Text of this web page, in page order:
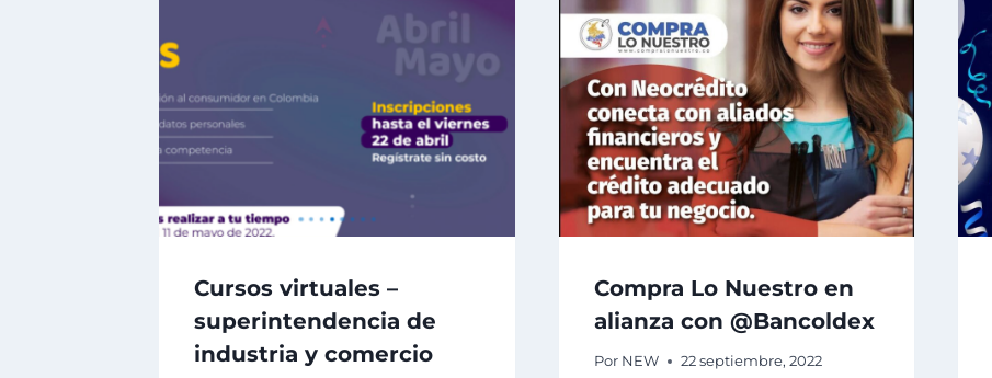
Cursos virtuales –
superintendencia de
industria y comercio
Compra Lo Nuestro en
alianza con @Bancoldex
Por NEW 22 septiembre, 2022